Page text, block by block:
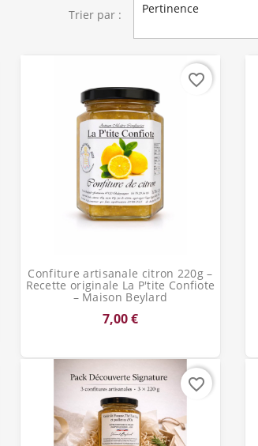
Trier par : Pertinence
Aperçu rapide
Confiture artisanale citron 220g –
Recette originale La P'tite Confiote
– Maison Beylard
7,00 €
favorite_border
favorite_border